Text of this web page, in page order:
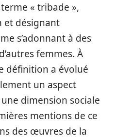
« tribade »,
et désignant
s’adonnant à des
femmes. À
définition a évolué
un aspect
dimension sociale
mentions de ce
des œuvres de la